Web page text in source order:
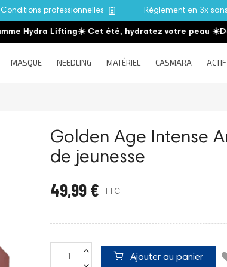
Conditions professionnelles Règlement en 3x
Lifting☀️ Cet été, hydratez votre peau ☀️
MASQUE NEEDLING MATÉRIEL CASMARA ACTIF
Golden Age Intense
de jeunesse
49,99 € TTC
Ajouter au panier